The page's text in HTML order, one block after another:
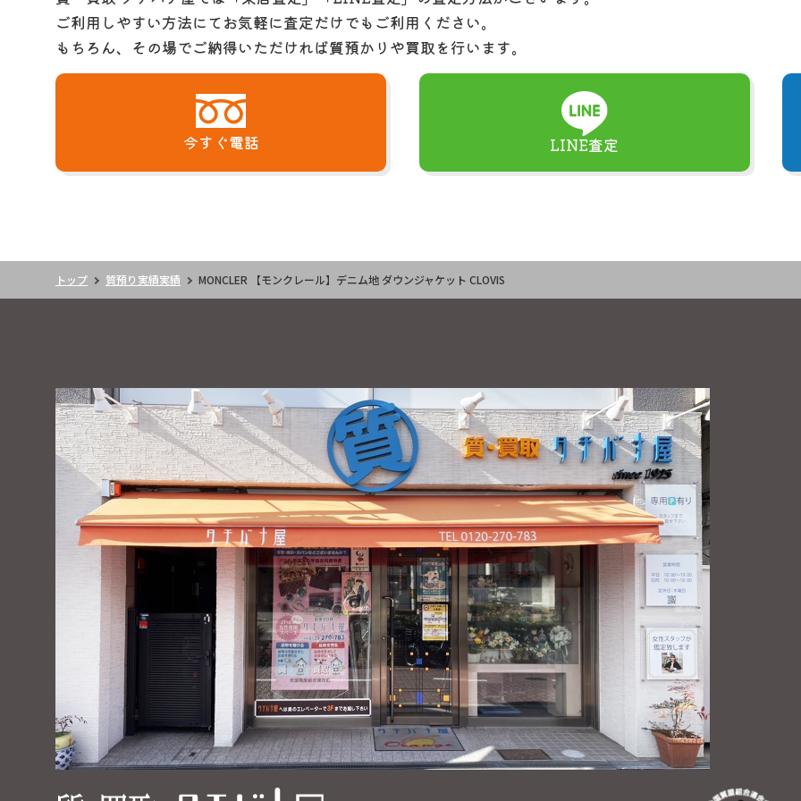
ご利用しやすい方法にてお気軽に査定だけでもご利用ください。
もちろん、その場でご納得いただければ質預かりや買取を行います。
今すぐ電話 LINE査定
トップ 質預り実績実績 MONCLER 【モンクレール】デニム地 ダウンジャケット CLOVIS